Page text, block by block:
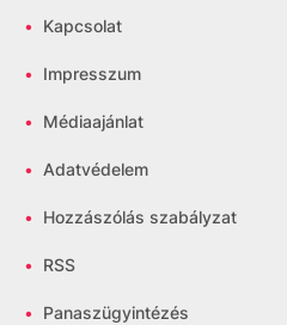
• Kapcsolat
• Impresszum
• Médiaajánlat
• Adatvédelem
• Hozzászólás szabályzat
• RSS
• Panaszügyintézés